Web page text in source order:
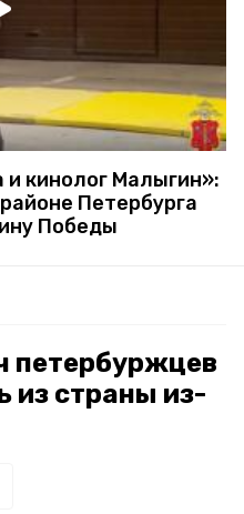
и кинолог Малыгин»:
Петербурга
Победы
петербуржцев
из страны из-